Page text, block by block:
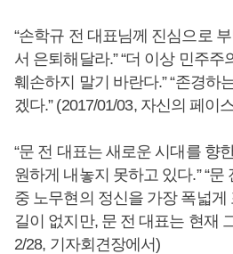
“손학규 전 대표님께 진심으로
서 은퇴해달라.” “더 이상 민주
훼손하지 말기 바란다.” “존경하
겠다.” (2017/01/03, 자신의 페이
“문 전 대표는 새로운 시대를 향
원하게 내놓지 못하고 있다.” “문
중 노무현의 정신을 가장 폭넓게
길이 없지만, 문 전 대표는 현재
2/28, 기자회견장에서)